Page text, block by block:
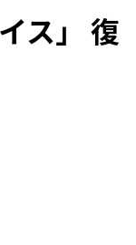
ス」 復